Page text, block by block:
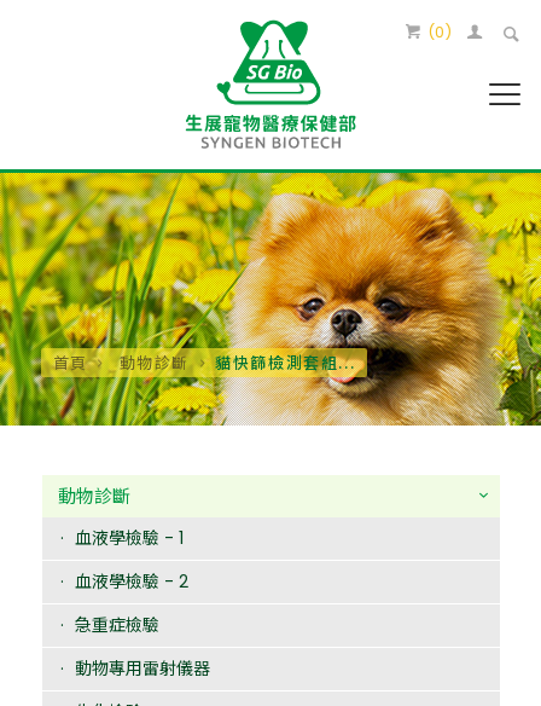
(0)
首頁 動物診斷 貓快篩檢測套組...
動物診斷
血液學檢驗 - 1
血液學檢驗 - 2
急重症檢驗
動物專用雷射儀器